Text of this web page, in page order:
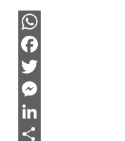
WhatsApp
Facebook
Twitter
Messenger
LinkedIn